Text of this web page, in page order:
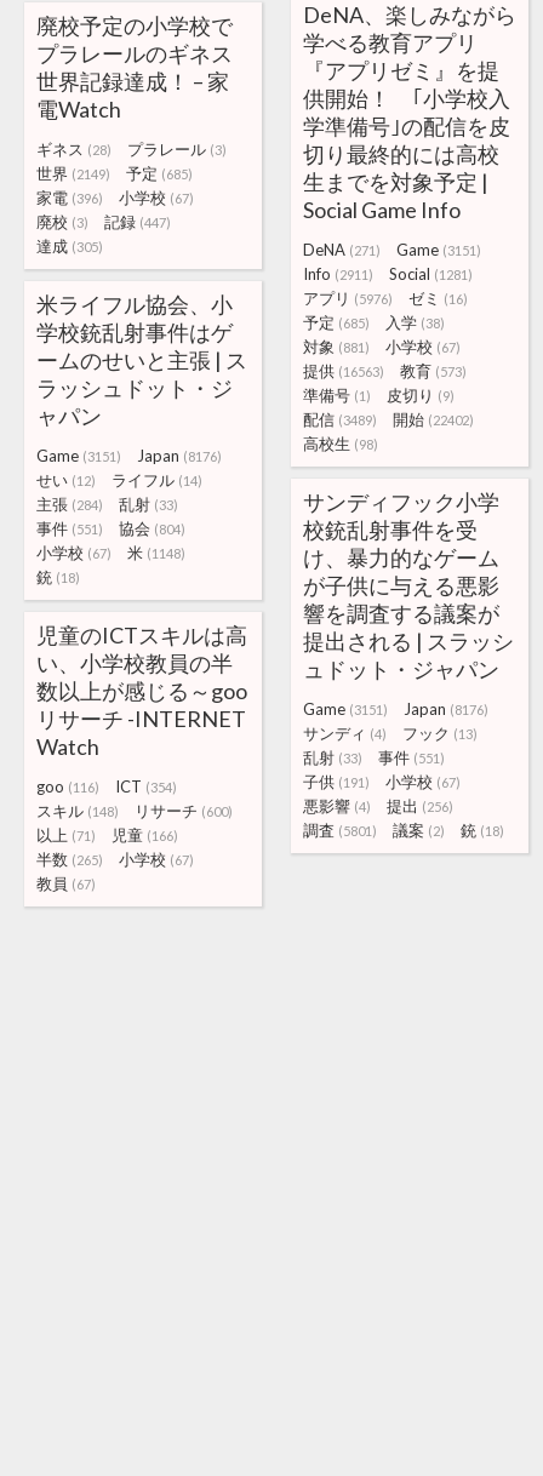
DeNA、楽しみながら
学べる教育アプリ
『アプリゼミ』を提
供開始！ ｢小学校入
学準備号｣の配信を皮
切り最終的には高校
生までを対象予定 |
Social Game Info
DeNA (271) Game (3151)
Info (2911) Social (1281)
アプリ (5976) ゼミ (16)
予定 (685) 入学 (38)
対象 (881) 小学校 (67)
提供 (16563) 教育 (573)
準備号 (1) 皮切り (9)
配信 (3489) 開始 (22402)
高校生 (98)
廃校予定の小学校で
プラレールのギネス
世界記録達成！ – 家
電Watch
ギネス (28) プラレール (3)
世界 (2149) 予定 (685)
家電 (396) 小学校 (67)
廃校 (3) 記録 (447)
達成 (305)
米ライフル協会、小
学校銃乱射事件はゲ
ームのせいと主張 | ス
ラッシュドット・ジ
ャパン
Game (3151) Japan (8176)
せい (12) ライフル (14)
主張 (284) 乱射 (33)
事件 (551) 協会 (804)
小学校 (67) 米 (1148)
銃 (18)
サンディフック小学
校銃乱射事件を受
け、暴力的なゲーム
が子供に与える悪影
響を調査する議案が
提出される | スラッシ
ュドット・ジャパン
Game (3151) Japan (8176)
サンディ (4) フック (13)
乱射 (33) 事件 (551)
子供 (191) 小学校 (67)
悪影響 (4) 提出 (256)
調査 (5801) 議案 (2) 銃 (18)
児童のICTスキルは高
い、小学校教員の半
数以上が感じる～goo
リサーチ -INTERNET
Watch
goo (116) ICT (354)
スキル (148) リサーチ (600)
以上 (71) 児童 (166)
半数 (265) 小学校 (67)
教員 (67)